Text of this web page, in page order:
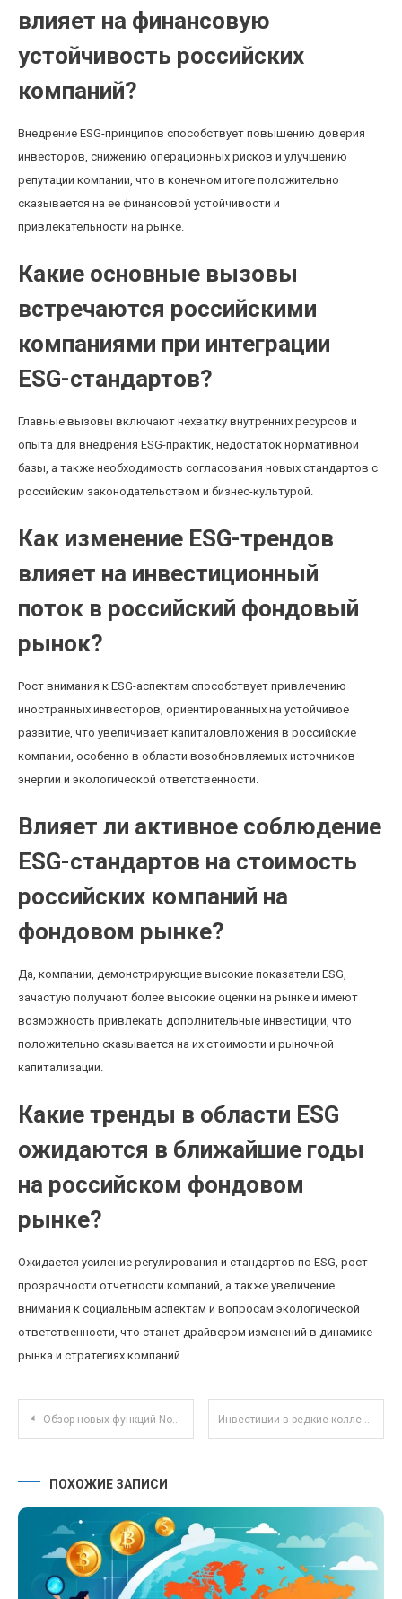
влияет на финансовую
устойчивость российских
компаний?
Внедрение ESG-принципов способствует повышению доверия
инвесторов, снижению операционных рисков и улучшению
репутации компании, что в конечном итоге положительно
сказывается на ее финансовой устойчивости и
привлекательности на рынке.
Какие основные вызовы
встречаются российскими
компаниями при интеграции
ESG-стандартов?
Главные вызовы включают нехватку внутренних ресурсов и
опыта для внедрения ESG-практик, недостаток нормативной
базы, а также необходимость согласования новых стандартов с
российским законодательством и бизнес-культурой.
Как изменение ESG-трендов
влияет на инвестиционный
поток в российский фондовый
рынок?
Рост внимания к ESG-аспектам способствует привлечению
иностранных инвесторов, ориентированных на устойчивое
развитие, что увеличивает капиталовложения в российские
компании, особенно в области возобновляемых источников
энергии и экологической ответственности.
Влияет ли активное соблюдение
ESG-стандартов на стоимость
российских компаний на
фондовом рынке?
Да, компании, демонстрирующие высокие показатели ESG,
зачастую получают более высокие оценки на рынке и имеют
возможность привлекать дополнительные инвестиции, что
положительно сказывается на их стоимости и рыночной
капитализации.
Какие тренды в области ESG
ожидаются в ближайшие годы
на российском фондовом
рынке?
Ожидается усиление регулирования и стандартов по ESG, рост
прозрачности отчетности компаний, а также увеличение
внимания к социальным аспектам и вопросам экологической
ответственности, что станет драйвером изменений в динамике
рынка и стратегиях компаний.
Навигация по записям
Обзор новых функций Notion: как использовать теги для организации командного пространства Инвестиции в редкие коллекционные автомобили как альтернативный способ диверсификации портфеля
ПОХОЖИЕ ЗАПИСИ